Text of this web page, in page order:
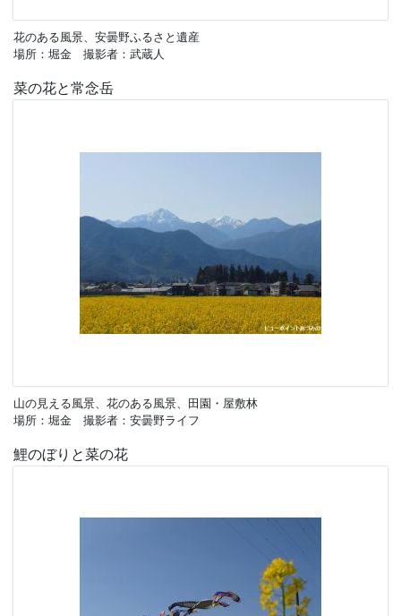
花のある風景、安曇野ふるさと遺産
場所：堀金 撮影者：武蔵人
菜の花と常念岳
山の見える風景、花のある風景、田園・屋敷林
場所：堀金 撮影者：安曇野ライフ
鯉のぼりと菜の花